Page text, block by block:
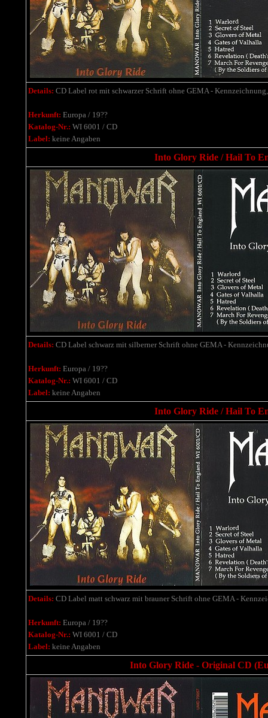
Details: CD Label rot mit schwarzer Schrift ohne GEMA -
Herkunft: Europa / 19??
Katalog-Nr.: WI 6001 / CD
Label: keine Angaben
Into Glory Ride / Hail To
Details: CD Label schwarz mit silberner Schrift ohne GEMA -
Herkunft: Europa / 19??
Katalog-Nr.: WI 6001 / CD
Label: keine Angaben
Into Glory Ride / Hail To
Details: CD Label matt schwarz mit brauner Schrift ohne GEMA -
Herkunft: Europa / 19??
Katalog-Nr.: WI 6001 / CD
Label: keine Angaben
Into Glory Ride - Original CD